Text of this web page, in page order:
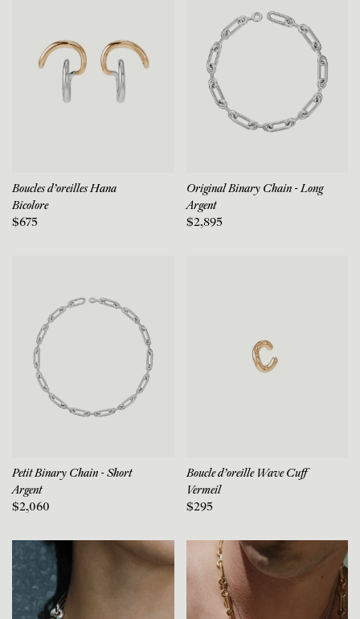
Boucles d'oreilles Hana
Bicolore
$675
Original Binary Chain - Long
Argent
$2,895
Petit Binary Chain - Short
Argent
$2,060
Boucle d'oreille Wave Cuff
Vermeil
$295